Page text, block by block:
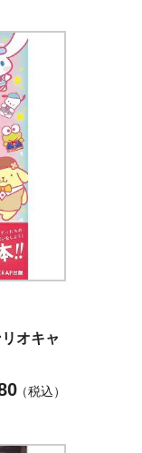
オキャ
税込